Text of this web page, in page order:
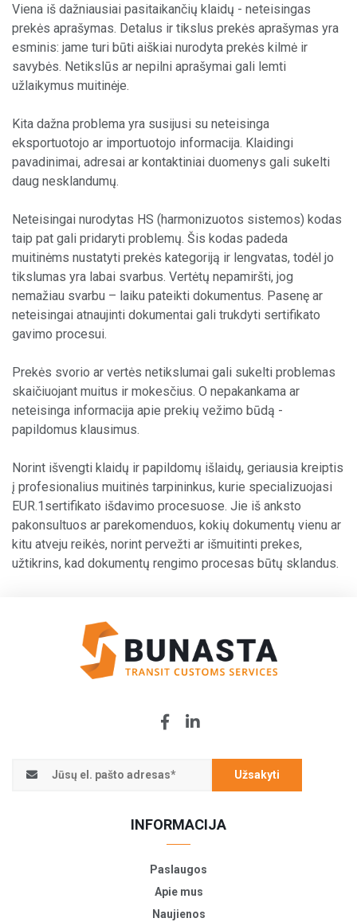
Viena iš dažniausiai pasitaikančių klaidų - neteisingas
prekės aprašymas. Detalus ir tikslus prekės aprašymas yra
esminis: jame turi būti aiškiai nurodyta prekės kilmė ir
savybės. Netikslūs ar nepilni aprašymai gali lemti
užlaikymus muitinėje.
Kita dažna problema yra susijusi su neteisinga
eksportuotojo ar importuotojo informacija. Klaidingi
pavadinimai, adresai ar kontaktiniai duomenys gali sukelti
daug nesklandumų.
Neteisingai nurodytas HS (harmonizuotos sistemos) kodas
taip pat gali pridaryti problemų. Šis kodas padeda
muitinėms nustatyti prekės kategoriją ir lengvatas, todėl jo
tikslumas yra labai svarbus. Vertėtų nepamiršti, jog
nemažiau svarbu – laiku pateikti dokumentus. Pasenę ar
neteisingai atnaujinti dokumentai gali trukdyti sertifikato
gavimo procesui.
Prekės svorio ar vertės netikslumai gali sukelti problemas
skaičiuojant muitus ir mokesčius. O nepakankama ar
neteisinga informacija apie prekių vežimo būdą -
papildomus klausimus.
Norint išvengti klaidų ir papildomų išlaidų, geriausia kreiptis
į profesionalius muitinės tarpininkus, kurie specializuojasi
EUR.1sertifikato išdavimo procesuose. Jie iš anksto
pakonsultuos ar parekomenduos, kokių dokumentų vienu ar
kitu atveju reikės, norint pervežti ar išmuitinti prekes,
užtikrins, kad dokumentų rengimo procesas būtų sklandus.
Užsakyti
INFORMACIJA
Paslaugos
Apie mus
Naujienos